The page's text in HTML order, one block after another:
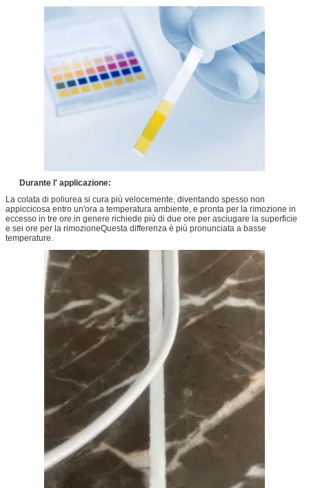
Durante l' applicazione:
La colata di poliurea si cura più velocemente, diventando spesso non
appiccicosa entro un'ora a temperatura ambiente, e pronta per la rimozione in
eccesso in tre ore.in genere richiede più di due ore per asciugare la superficie
e sei ore per la rimozioneQuesta differenza è più pronunciata a basse
temperature.